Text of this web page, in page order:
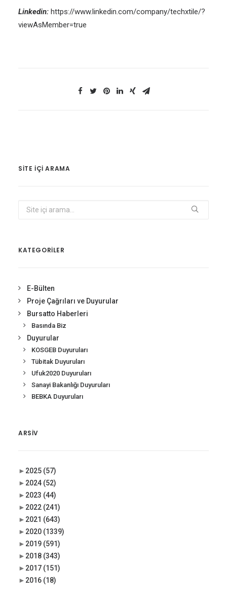
Linkedin: https://www.linkedin.com/company/techxtile/?
viewAsMember=true
SITE IÇI ARAMA
KATEGORİLER
E-Bülten
Proje Çağrıları ve Duyurular
Bursatto Haberleri
Basında Biz
Duyurular
KOSGEB Duyuruları
Tübitak Duyuruları
Ufuk2020 Duyuruları
Sanayi Bakanlığı Duyuruları
BEBKA Duyuruları
ARSIV
► 2025 (57)
► 2024 (52)
► 2023 (44)
► 2022 (241)
► 2021 (643)
► 2020 (1339)
► 2019 (591)
► 2018 (343)
► 2017 (151)
► 2016 (18)